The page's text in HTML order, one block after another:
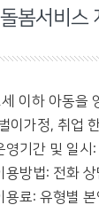
봄서비스
이하 아동을
이가정, 취업
영기간 및 일시:
용방법: 전화
용료: 유형별